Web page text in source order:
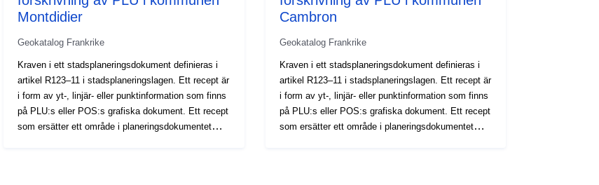
Montdidier
Geokatalog Frankrike
Kraven i ett stadsplaneringsdokument definieras i
artikel R123–11 i stadsplaneringslagen. Ett recept är
i form av yt-, linjär- eller punktinformation som finns
på PLU:s eller POS:s grafiska dokument. Ett recept
som ersätter ett område i planeringsdokumentet
Cambron
Geokatalog Frankrike
Kraven i ett stadsplaneringsdokument definieras i
artikel R123–11 i stadsplaneringslagen. Ett recept är
i form av yt-, linjär- eller punktinformation som finns
på PLU:s eller POS:s grafiska dokument. Ett recept
som ersätter ett område i planeringsdokumentet